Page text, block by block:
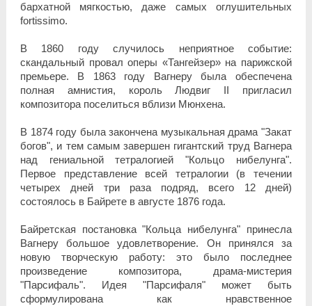
бархатной мягкостью, даже самых оглушительных
fortissimo.
В 1860 году случилось неприятное событие:
скандальный провал оперы «Тангейзер» на парижской
премьере. В 1863 году Вагнеру была обеспечена
полная амнистия, король Людвиг II пригласил
композитора поселиться вблизи Мюнхена.
В 1874 году была закончена музыкальная драма "Закат
богов", и тем самым завершен гигантский труд Вагнера
над гениальной тетралогией "Кольцо нибелунга".
Первое представление всей тетралогии (в течении
четырех дней три раза подряд, всего 12 дней)
состоялось в Байрете в августе 1876 года.
Байретская постановка "Кольца нибелунга" принесла
Вагнеру большое удовлетворение. Он принялся за
новую творческую работу: это было последнее
произведение композитора, драма-мистерия
"Парсифаль". Идея "Парсифаля" может быть
сформулирована как нравственное